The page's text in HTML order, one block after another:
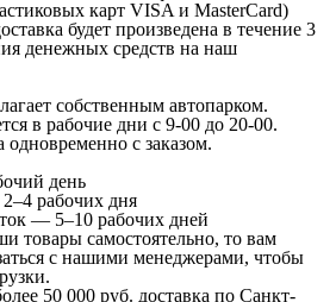
карт VISA и MasterCard)
будет произведена в течение 3
денежных средств на наш
собственным автопарком.
в рабочие дни с 9-00 до 20-00.
одновременно с заказом.
день
рабочих дня
— 5–10 рабочих дней
товары самостоятельно, то вам
с нашими менеджерами, чтобы
50 000 руб. доставка по Санкт-